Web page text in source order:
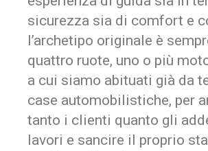
sicurezza sia di comfort e
l’archetipo originale è
quattro ruote, uno o più
a cui siamo abituati già da
case automobilistiche, per
tanto i clienti quanto gli
lavori e sancire il proprio